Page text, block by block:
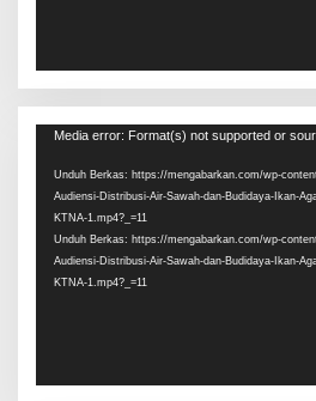
Pemutar
Media error: Format(s) not supported or
Unduh Berkas: https://mengabarkan.com/wp-
Audiensi-Distribusi-Air-Sawah-dan-Budidaya-Ikan-
KTNA-1.mp4?_=11
Unduh Berkas: https://mengabarkan.com/wp-
Audiensi-Distribusi-Air-Sawah-dan-Budidaya-Ikan-
KTNA-1.mp4?_=11